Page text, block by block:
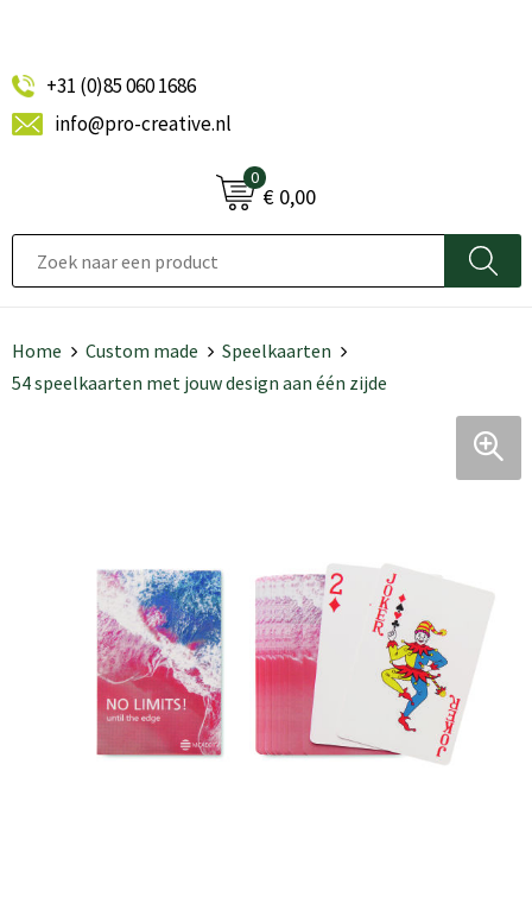
+31 (0)85 060 1686
info@pro-creative.nl
0
€ 0,00
Home Custom made
Speelkaarten
54 speelkaarten met jouw design aan één zijde